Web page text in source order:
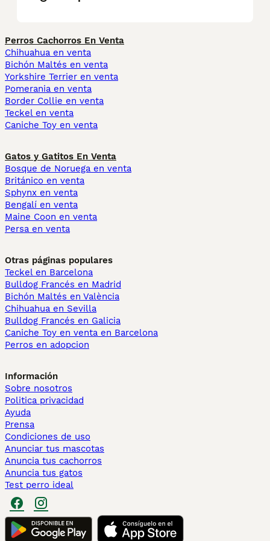
Perros Cachorros En Venta
Chihuahua en venta
Bichón Maltés en venta
Yorkshire Terrier en venta
Pomerania en venta
Border Collie en venta
Teckel en venta
Caniche Toy en venta
Gatos y Gatitos En Venta
Bosque de Noruega en venta
Británico en venta
Sphynx en venta
Bengalí en venta
Maine Coon en venta
Persa en venta
Otras páginas populares
Teckel en Barcelona
Bulldog Francés en Madrid
Bichón Maltés en València
Chihuahua en Sevilla
Bulldog Francés en Galicia
Caniche Toy en venta en Barcelona
Perros en adopcion
Información
Sobre nosotros
Politica privacidad
Ayuda
Prensa
Condiciones de uso
Anunciar tus mascotas
Anuncia tus cachorros
Anuncia tus gatos
Test perro ideal